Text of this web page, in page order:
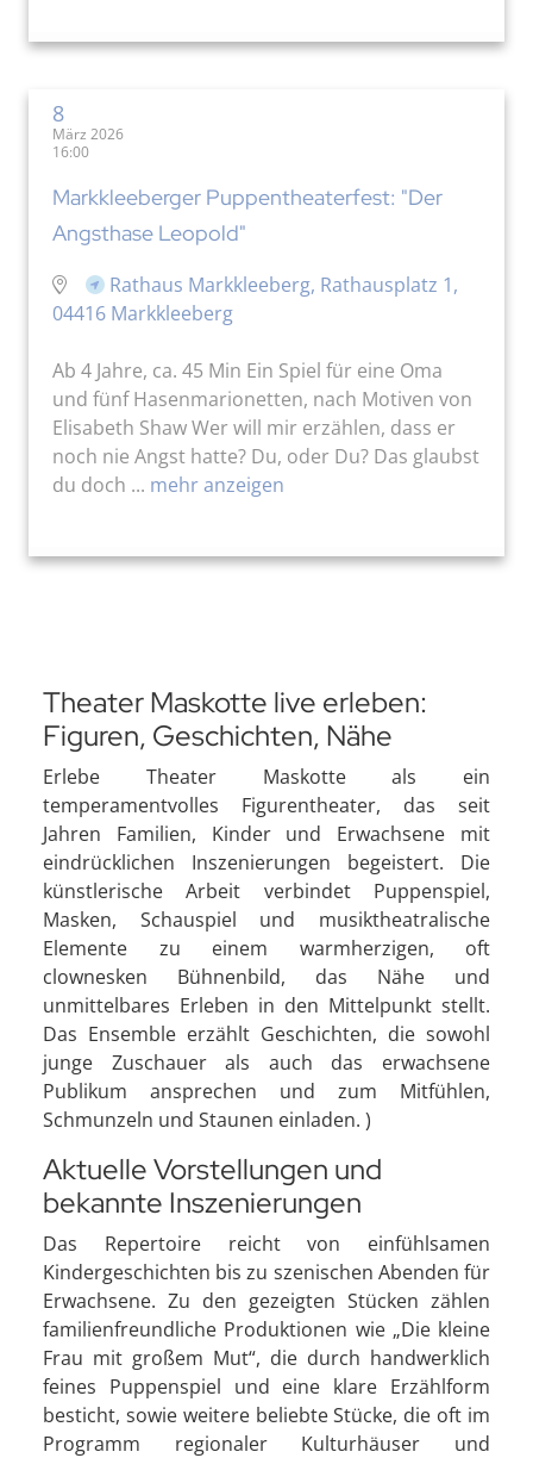
8
März 2026
16:00
Markkleeberger Puppentheaterfest: "Der
Angsthase Leopold"
Rathaus Markkleeberg, Rathausplatz 1,
04416 Markkleeberg
Ab 4 Jahre, ca. 45 Min Ein Spiel für eine Oma
und fünf Hasenmarionetten, nach Motiven von
Elisabeth Shaw Wer will mir erzählen, dass er
noch nie Angst hatte? Du, oder Du? Das glaubst
du doch ... mehr anzeigen
Theater Maskotte live erleben:
Figuren, Geschichten, Nähe
Erlebe Theater Maskotte als ein
temperamentvolles Figurentheater, das seit
Jahren Familien, Kinder und Erwachsene mit
eindrücklichen Inszenierungen begeistert. Die
künstlerische Arbeit verbindet Puppenspiel,
Masken, Schauspiel und musiktheatralische
Elemente zu einem warmherzigen, oft
clownesken Bühnenbild, das Nähe und
unmittelbares Erleben in den Mittelpunkt stellt.
Das Ensemble erzählt Geschichten, die sowohl
junge Zuschauer als auch das erwachsene
Publikum ansprechen und zum Mitfühlen,
Schmunzeln und Staunen einladen. )
Aktuelle Vorstellungen und
bekannte Inszenierungen
Das Repertoire reicht von einfühlsamen
Kindergeschichten bis zu szenischen Abenden für
Erwachsene. Zu den gezeigten Stücken zählen
familienfreundliche Produktionen wie „Die kleine
Frau mit großem Mut“, die durch handwerklich
feines Puppenspiel und eine klare Erzählform
besticht, sowie weitere beliebte Stücke, die oft im
Programm regionaler Kulturhäuser und